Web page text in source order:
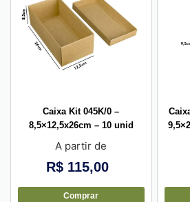
Caixa Kit 045K/0 –
8,5×12,5x26cm – 10 unid
A partir de
R$ 115,00
Comprar